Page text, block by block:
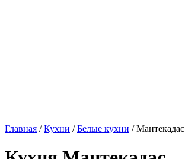
Главная /Кухни /Белые кухни / Мантекадас